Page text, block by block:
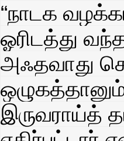
“நாடக
ஓரிடத்து
அஃதவாது
இருவராய்த்